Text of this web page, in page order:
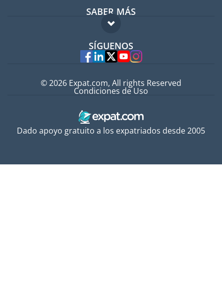
Guía para expatriados
Trabajos en el extranjero
SABER MÁS
FAQ
Expertos
SÍGUENOS
Dado apoyo gratuito a los expatriados desde 2005
© 2026 Expat.com, All rights Reserved
Condiciones de Uso